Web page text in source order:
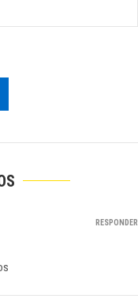
RESPONDER